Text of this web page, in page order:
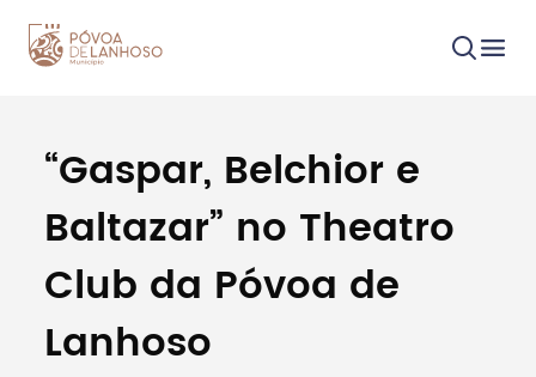
Procurar
Tipo de conteúdo
“Gaspar, Belchior e
Baltazar” no Theatro
Club da Póvoa de
Lanhoso